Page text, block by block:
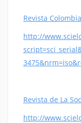
Revista
http://
Revista de La
http://